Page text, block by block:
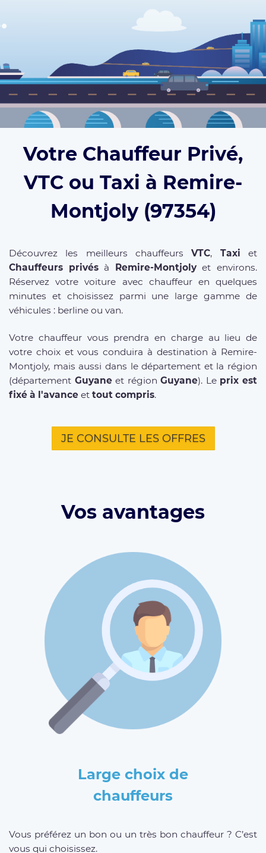
Votre Chauffeur Privé,
VTC ou Taxi à Remire-
Montjoly (97354)
Découvrez les meilleurs chauffeursVTC, Taxi et
Chauffeurs privésà Remire-Montjolyet environs.
Réservez votre voiture avec chauffeur en quelques
minutes et choisissez parmi une large gamme de
véhicules : berline ou van.
Votre chauffeur vous prendra en charge au lieu de
votre choix et vous conduira à destination à Remire-
Montjoly, mais aussi dans le département et la région
(département Guyaneet régionGuyane). Le prix est
fixé à l'avance et tout compris.
JE CONSULTE LES OFFRES
Vos avantages
Large choix de
chauffeurs
Vous préférez un bon ou un très bon chauffeur ? C’est
vous qui choisissez.